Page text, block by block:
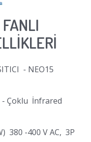
- NEO15
Çoklu İnfrared
380 -400 V AC, 3P